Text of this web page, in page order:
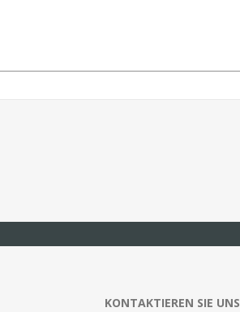
KONTAKTIEREN SIE UNS